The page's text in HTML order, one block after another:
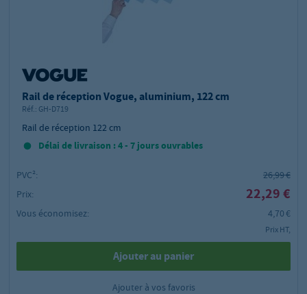
Rail de réception Vogue, aluminium, 122 cm
Réf.: GH-D719
Rail de réception 122 cm
Délai de livraison : 4 - 7 jours ouvrables
PVC²:
26,99 €
Prix:
22,29 €
Vous économisez: 4,70 €
Prix HT,
Ajouter au panier
Ajouter à vos favoris